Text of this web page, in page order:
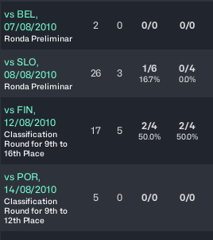
vs BEL,
07/08/2010
Ronda Preliminar
2 0 0/0 0/0
vs SLO,
08/08/2010
Ronda Preliminar
26 3 1/6
16.7%
0/4
0.0%
vs FIN,
12/08/2010
Classification
Round for 9th to
16th Place
17 5 2/4
50.0%
2/4
50.0%
vs POR,
14/08/2010
Classification
Round for 9th to
12th Place
5 0 0/0 0/0